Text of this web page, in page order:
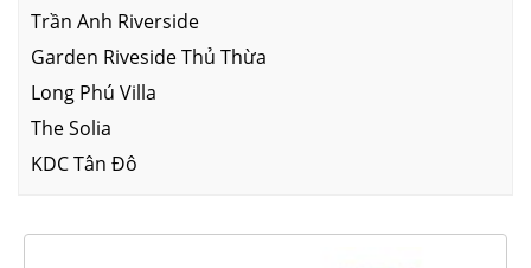
Trần Anh Riverside
Garden Riveside Thủ Thừa
Long Phú Villa
The Solia
KDC Tân Đô